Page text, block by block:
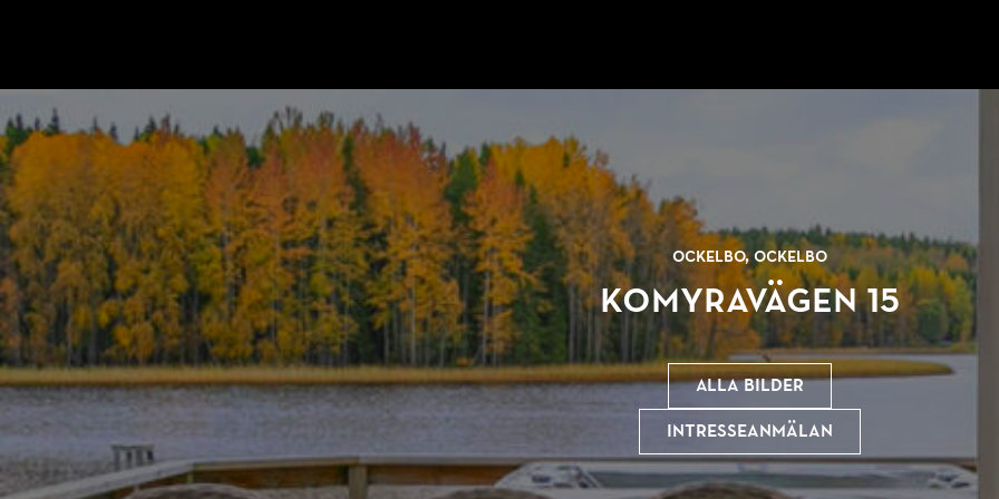
Ockelbo, Ockelbo
Komyravägen 15
Alla bilder
Intresseanmälan